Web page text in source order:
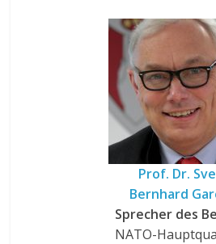
Prof. Dr.
Bernhard
Sprecher des
NATO-